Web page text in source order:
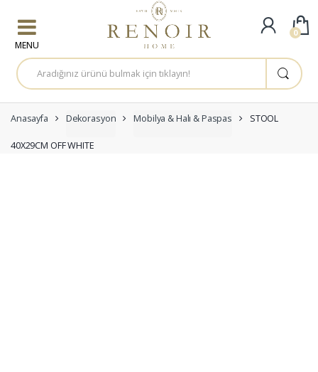
A
r
a
a
:
Anasayfa Dekorasyon Mobilya & Halı & Paspas STOOL
40X29CM OFF WHITE
0